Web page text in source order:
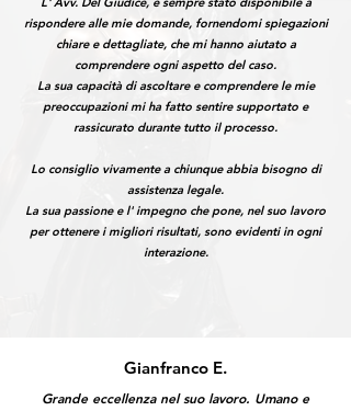
rispondere alle mie domande, fornendomi spiegazioni
chiare e dettagliate, che mi hanno aiutato a
comprendere ogni aspetto del caso.
La sua capacità di ascoltare e comprendere le mie
preoccupazioni mi ha fatto sentire supportato e
rassicurato durante tutto il processo.
Lo consiglio vivamente a chiunque abbia bisogno di
assistenza legale.
La sua passione e l' impegno che pone, nel suo lavoro
per ottenere i migliori risultati, sono evidenti in ogni
interazione.
Gianfranco E.
Grande eccellenza nel suo lavoro. Umano e